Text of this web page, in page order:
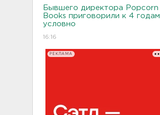
Бывшего директора Popcorn
Books приговорили к 4 годам
условно
16:16
РЕКЛАМА